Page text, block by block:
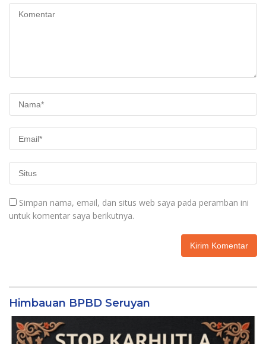
Simpan nama, email, dan situs web saya pada peramban ini
untuk komentar saya berikutnya.
Himbauan BPBD Seruyan